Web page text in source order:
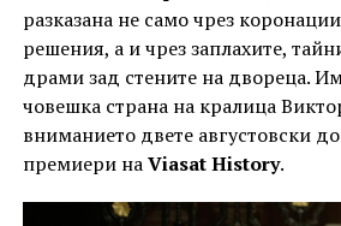
разказана не само чрез
решения, а и чрез заплахите,
драми зад стените на двореца.
човешка страна на кралица
вниманието двете августовски
премиери наViasat History.